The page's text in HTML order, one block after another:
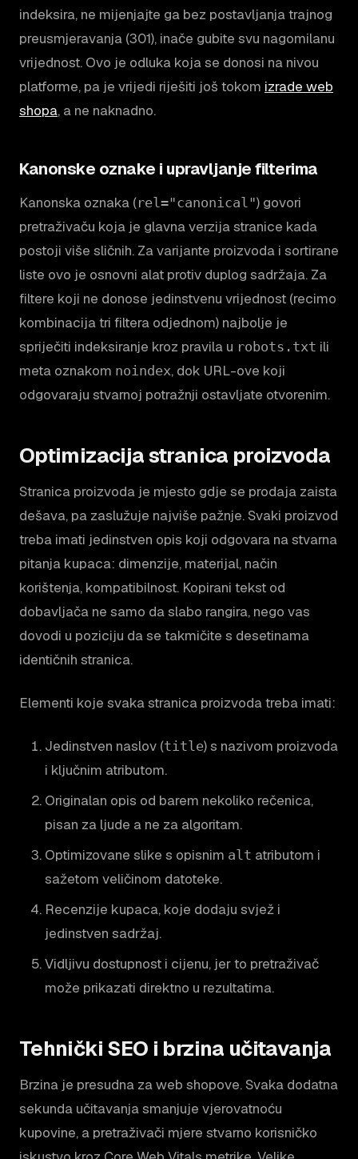
indeksira, ne mijenjajte ga bez postavljanja trajnog
preusmjeravanja (301), inače gubite svu nagomilanu
vrijednost. Ovo je odluka koja se donosi na nivou
platforme, pa je vrijedi riješiti još tokom izrade web
shopa, a ne naknadno.
Kanonske oznake i upravljanje filterima
Kanonska oznaka (rel="canonical") govori
pretraživaču koja je glavna verzija stranice kada
postoji više sličnih. Za varijante proizvoda i sortirane
liste ovo je osnovni alat protiv duplog sadržaja. Za
filtere koji ne donose jedinstvenu vrijednost (recimo
kombinacija tri filtera odjednom) najbolje je
spriječiti indeksiranje kroz pravila u robots.txt ili
meta oznakom noindex, dok URL-ove koji
odgovaraju stvarnoj potražnji ostavljate otvorenim.
Optimizacija stranica proizvoda
Stranica proizvoda je mjesto gdje se prodaja zaista
dešava, pa zaslužuje najviše pažnje. Svaki proizvod
treba imati jedinstven opis koji odgovara na stvarna
pitanja kupaca: dimenzije, materijal, način
korištenja, kompatibilnost. Kopirani tekst od
dobavljača ne samo da slabo rangira, nego vas
dovodi u poziciju da se takmičite s desetinama
identičnih stranica.
Elementi koje svaka stranica proizvoda treba imati:
Jedinstven naslov (title) s nazivom proizvoda
i ključnim atributom.
Originalan opis od barem nekoliko rečenica,
pisan za ljude a ne za algoritam.
Optimizovane slike s opisnim alt atributom i
sažetom veličinom datoteke.
Recenzije kupaca, koje dodaju svjež i
jedinstven sadržaj.
Vidljivu dostupnost i cijenu, jer to pretraživač
može prikazati direktno u rezultatima.
Tehnički SEO i brzina učitavanja
Brzina je presudna za web shopove. Svaka dodatna
sekunda učitavanja smanjuje vjerovatnoću
kupovine, a pretraživači mjere stvarno korisničko